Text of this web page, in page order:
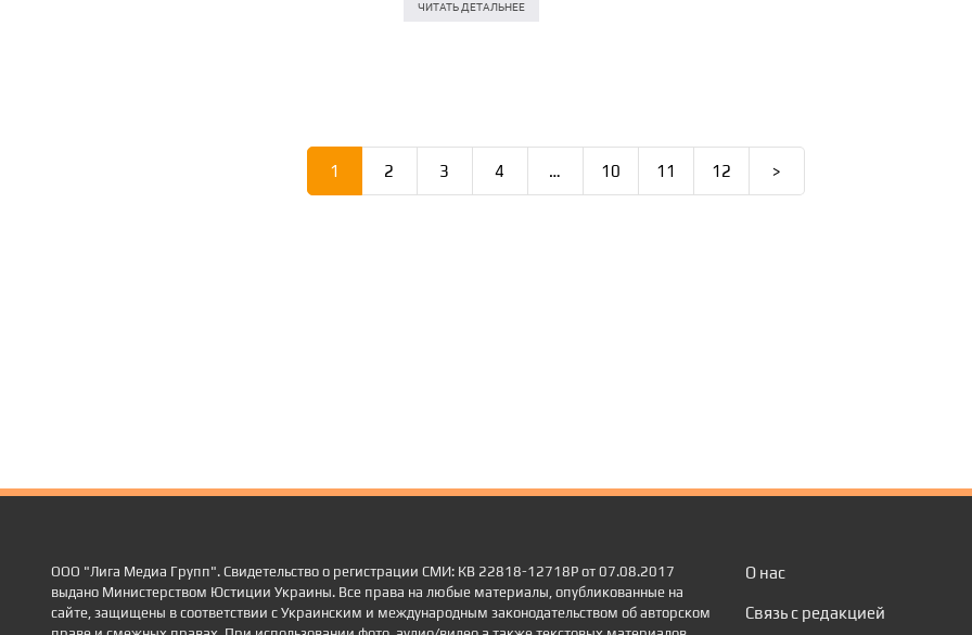
обеспечения. Соответственно в случае различной транслитерации в паспорте
ЧИТАТЬ ДЕТАЛЬНЕЕ
1 2 3 4 … 10 11 12 >
ООО "Лига Медиа Групп". Свидетельство о регистрации СМИ: КВ 22818-12718Р от 07.08.2017
выдано Министерством Юстиции Украины. Все права на любые материалы, опубликованные на
сайте, защищены в соответствии с Украинским и международным законодательством об авторском
О нас
Связь с редакцией